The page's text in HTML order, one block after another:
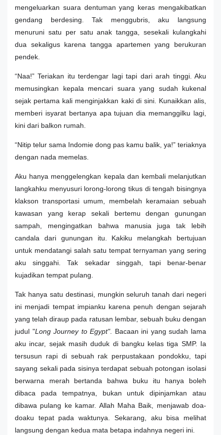
mengeluarkan suara dentuman yang keras mengakibatkan
gendang berdesing. Tak menggubris, aku langsung
menuruni satu per satu anak tangga, sesekali kulangkahi
dua sekaligus karena tangga apartemen yang berukuran
pendek.
“Naa!” Teriakan itu terdengar lagi tapi dari arah tinggi. Aku
memusingkan kepala mencari suara yang sudah kukenal
sejak pertama kali menginjakkan kaki di sini. Kunaikkan alis,
memberi isyarat bertanya apa tujuan dia memanggilku lagi,
kini dari balkon rumah.
“Nitip telur sama Indomie dong pas kamu balik, ya!” teriaknya
dengan nada memelas.
Aku hanya menggelengkan kepala dan kembali melanjutkan
langkahku menyusuri lorong-lorong tikus di tengah bisingnya
klakson transportasi umum, membelah keramaian sebuah
kawasan yang kerap sekali bertemu dengan gunungan
sampah, mengingatkan bahwa manusia juga tak lebih
candala dari gunungan itu. Kakiku melangkah bertujuan
untuk mendatangi salah satu tempat ternyaman yang sering
aku singgahi. Tak sekadar singgah, tapi benar-benar
kujadikan tempat pulang.
Tak hanya satu destinasi, mungkin seluruh tanah dari negeri
ini menjadi tempat impianku karena penuh dengan sejarah
yang telah diraup pada ratusan lembar, sebuah buku dengan
judul "Long Journey to Egypt". Bacaan ini yang sudah lama
aku incar, sejak masih duduk di bangku kelas tiga SMP. Ia
tersusun rapi di sebuah rak perpustakaan pondokku, tapi
sayang sekali pada sisinya terdapat sebuah potongan isolasi
berwarna merah bertanda bahwa buku itu hanya boleh
dibaca pada tempatnya, bukan untuk dipinjamkan atau
dibawa pulang ke kamar. Allah Maha Baik, menjawab doa-
doaku tepat pada waktunya. Sekarang, aku bisa melihat
langsung dengan kedua mata betapa indahnya negeri ini.